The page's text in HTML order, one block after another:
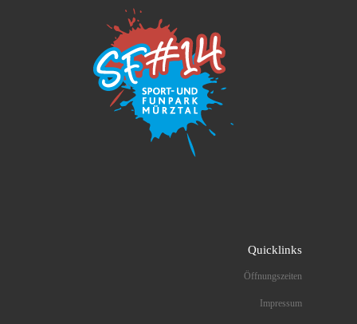
Quicklinks
Öffnungszeiten
Impressum